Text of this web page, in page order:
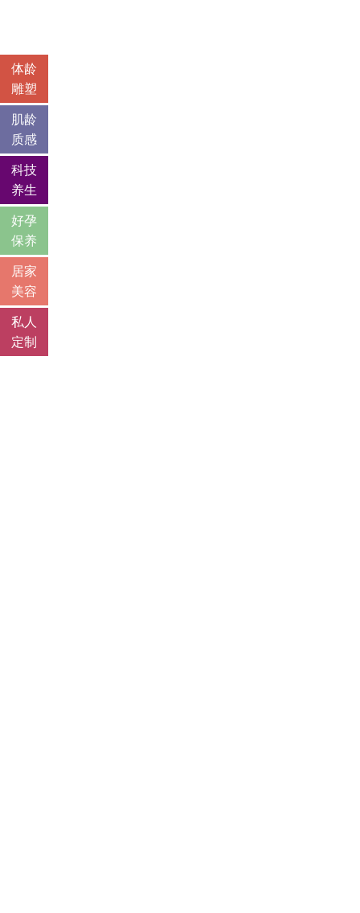
体龄
雕塑
肌龄
质感
科技
养生
好孕
保养
居家
美容
私人
定制